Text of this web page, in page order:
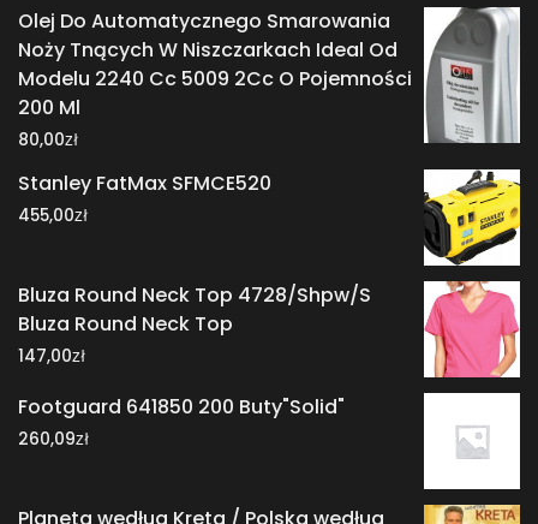
Olej Do Automatycznego Smarowania
Noży Tnących W Niszczarkach Ideal Od
Modelu 2240 Cc 5009 2Cc O Pojemności
200 Ml
80,00zł
Stanley FatMax SFMCE520
455,00zł
Bluza Round Neck Top 4728/Shpw/S
Bluza Round Neck Top
147,00zł
Footguard 641850 200 Buty"Solid"
260,09zł
Planeta według Kreta / Polska według